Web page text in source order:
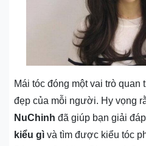
Mái tóc đóng một vai trò quan
đẹp của mỗi người. Hy vọng
NuChinh đã giúp bạn giải
kiểu gì và tìm được kiểu tóc